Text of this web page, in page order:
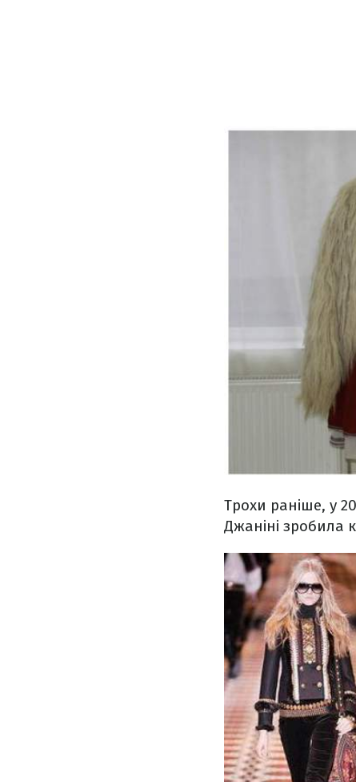
Трохи раніше, у
Джаніні зробила